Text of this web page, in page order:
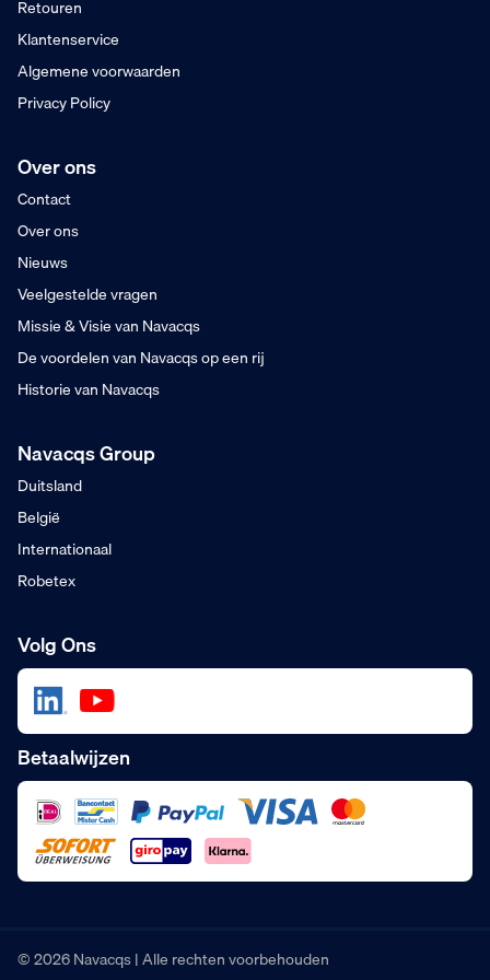
Retouren
Klantenservice
Algemene voorwaarden
Privacy Policy
Over ons
Contact
Over ons
Nieuws
Veelgestelde vragen
Missie & Visie van Navacqs
De voordelen van Navacqs op een rij
Historie van Navacqs
Navacqs Group
Duitsland
België
Internationaal
Robetex
Volg Ons
Betaalwijzen
© 2026 Navacqs | Alle rechten voorbehouden